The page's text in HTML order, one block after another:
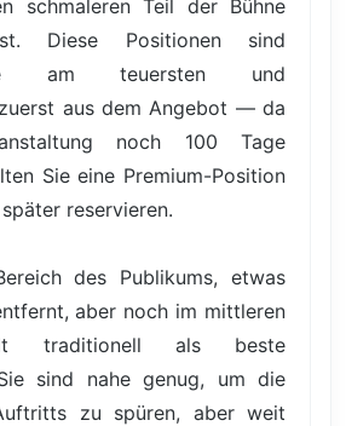
schmaleren Teil der Bühne
Diese Positionen sind
am teuersten und
aus dem Angebot — da
noch 100 Tage
Sie eine Premium-Position
reservieren.
des Publikums, etwas
aber noch im mittleren
traditionell als beste
sind nahe genug, um die
zu spüren, aber weit